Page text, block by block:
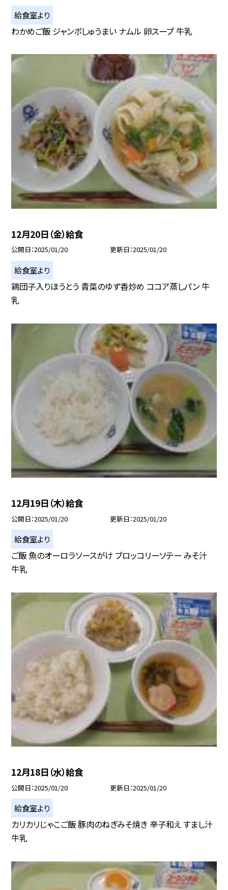
給食室より
わかめご飯 ジャンボしゅうまい ナムル 卵スープ 牛乳
12月20日（金）給食
公開日 2025/01/20 更新日 2025/01/20
給食室より
鶏団子入りほうとう 青菜のゆず香炒め ココア蒸しパン 牛
乳
12月19日（木）給食
公開日 2025/01/20 更新日 2025/01/20
給食室より
ご飯 魚のオーロラソースがけ ブロッコリーソテー みそ汁
牛乳
12月18日（水）給食
公開日 2025/01/20 更新日 2025/01/20
給食室より
カリカリじゃこご飯 豚肉のねぎみそ焼き 辛子和え すまし汁
牛乳